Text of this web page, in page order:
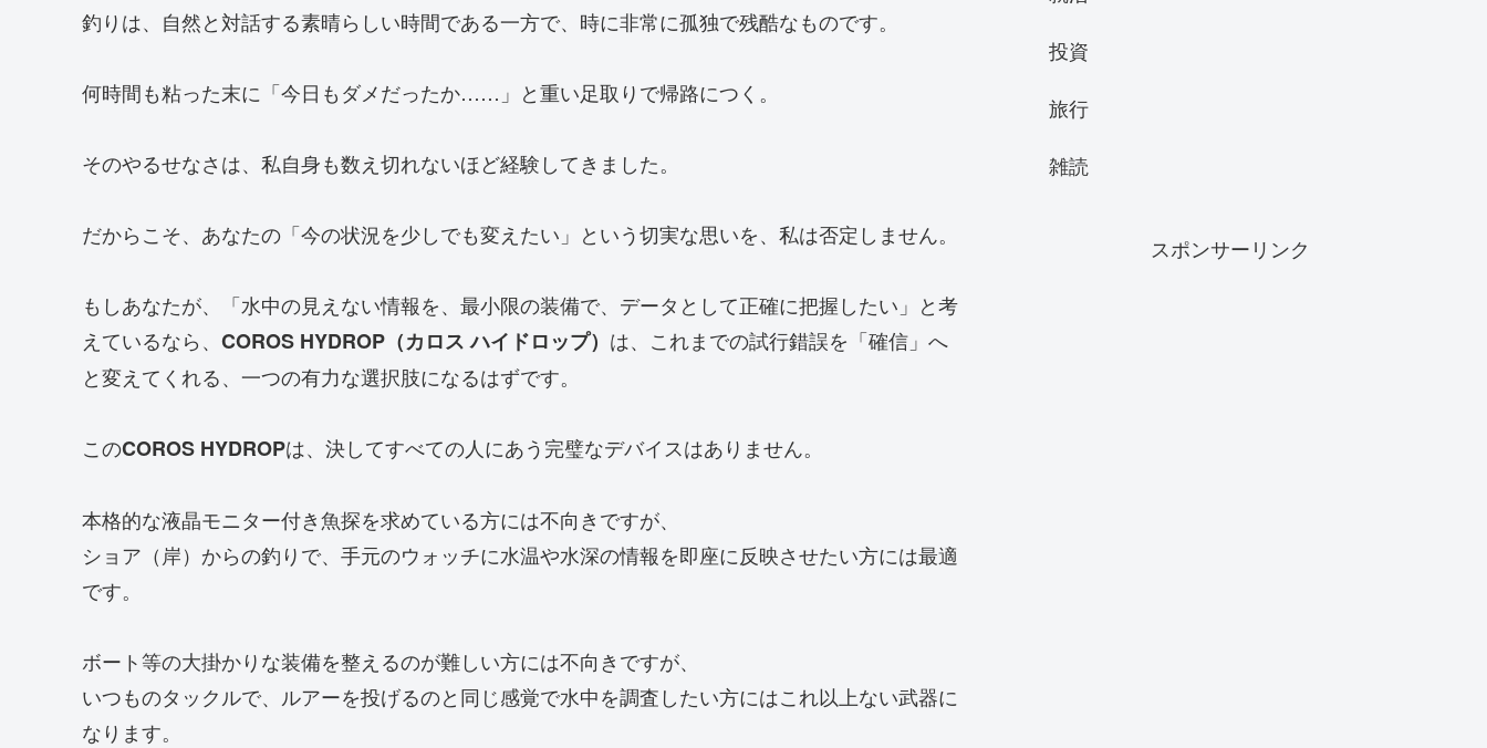
釣りは、自然と対話する素晴らしい時間である一方で、時に非常に孤独で残酷なものです。
何時間も粘った末に「今日もダメだったか……」と重い足取りで帰路につく。
そのやるせなさは、私自身も数え切れないほど経験してきました。
だからこそ、あなたの「今の状況を少しでも変えたい」という切実な思いを、私は否定しません。
もしあなたが、「水中の見えない情報を、最小限の装備で、データとして正確に把握したい」と考
えているなら、 COROS HYDROP（カロス ハイドロップ） は、これまでの試行錯誤を「確信」へ
と変えてくれる、一つの有力な選択肢になるはずです。
このCOROS HYDROPは、決してすべての人にあう完璧なデバイスはありません。
本格的な液晶モニター付き魚探を求めている方には不向きですが、
ショア（岸）からの釣りで、手元のウォッチに水温や水深の情報を即座に反映させたい方には最適
です。
ボート等の大掛かりな装備を整えるのが難しい方には不向きですが、
いつものタックルで、ルアーを投げるのと同じ感覚で水中を調査したい方にはこれ以上ない武器に
なります。
投資
旅行
雑読
スポンサーリンク